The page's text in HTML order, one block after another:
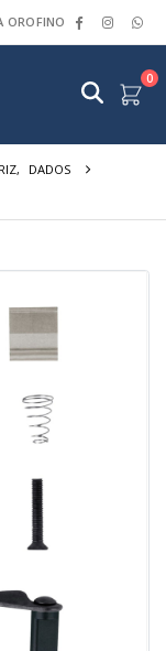
OROFINO
0
,
DADOS